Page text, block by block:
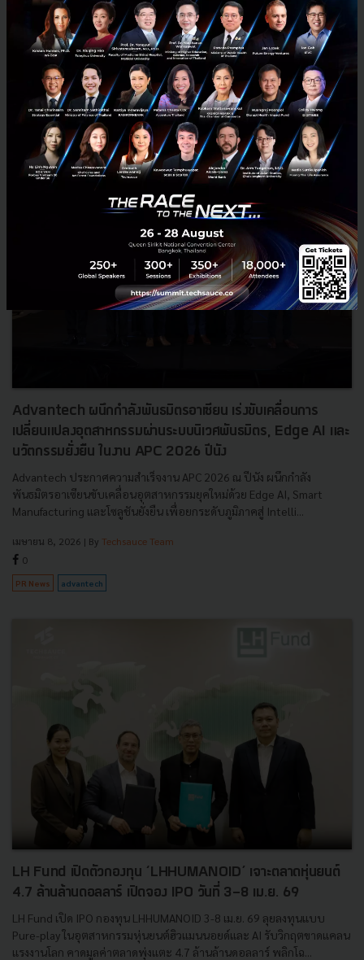
Saifa AI แพลตฟอร์ม AI อัจฉริยะทางธุรกิจที่ออกแบบมาเพื่อธุรกิจขนาด
เล็กและขนาดกลาง (SMEs) กว่า 400 ล้านรายทั่วโลกประกาศเปิดตัวอย่าง
เป็นทางการแล้ววันนี้...
เมษายน 9, 2026 | By Techsauce Team
PR News sme saifa-ai
Advantech ผนึกกำลังพันธมิตรอาเซียน เร่งขับเคลื่อนการ
เปลี่ยนแปลงอุตสาหกรรมผ่านระบบนิเวศพันธมิตร, Edge AI และ
นวัตกรรมยั่งยืน ในงาน APC 2026 ปีนัง
Advantech ประกาศความสำเร็จงาน APC 2026 ณ ปีนัง ผนึกกำลัง
พันธมิตรอาเซียนขับเคลื่อนอุตสาหกรรมยุคใหม่ด้วย Edge AI, Smart
Manufacturing และโซลูชันยั่งยืน เพื่อยกระดับภูมิภาคสู่ Intelli...
เมษายน 8, 2026 | By Techsauce Team
0
PR News advantech
LH Fund เปิดตัวกองทุน ‘LHHUMANOID’ เจาะตลาดหุ่นยนต์
4.7 ล้านล้านดอลลาร์ เปิดจอง IPO วันที่ 3-8 เม.ย. 69
LH Fund เปิด IPO กองทุน LHHUMANOID 3-8 เม.ย. 69 ลุยลงทุนแบบ
Pure-play ในอุตสาหกรรมหุ่นยนต์ฮิวแมนนอยด์และ AI รับวิกฤตขาดแคลน
แรงงานโลก คาดมูลค่าตลาดพุ่งแตะ 4.7 ล้านล้านดอลลาร์ พลิกโฉ...